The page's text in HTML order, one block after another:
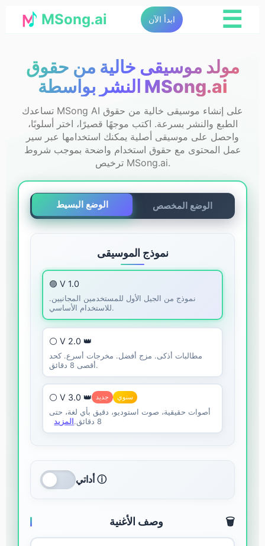
MSong.ai ابدأ الآن ☰
مولد موسيقى خالية من حقوق
النشر بواسطة MSong.ai
تساعدك MSong AI على إنشاء موسيقى خالية من حقوق
الطبع والنشر بسرعة. اكتب موجهًا قصيرًا، اختر أسلوبًا،
واحصل على موسيقى أصلية يمكنك استخدامها عبر سير
عمل المحتوى مع حقوق استخدام واضحة بموجب شروط
ترخيص MSong.ai.
الوضع البسيط الوضع المخصص
نموذج الموسيقى
🟣 V 1.0
نموذج من الجيل الأول للمستخدمين المجانيين.
للاستخدام الأساسي.
⚪ V 2.0 👑
مطالبات أذكى. مزج أفضل. مخرجات أسرع. كحد
أقصى 8 دقائق.
⚪ V 3.0 👑 جديد سنوي
أصوات حقيقية، صوت استوديو، دقيق بأي لغة، حتى
8 دقائق.
المزيد
أداتي ⓘ
وصف الأغنية 🗑️